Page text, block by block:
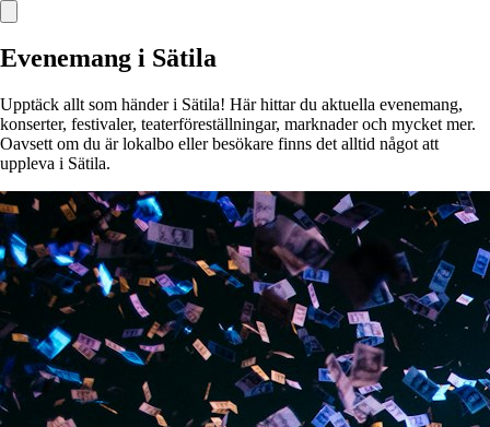
Evenemang i Sätila
Upptäck allt som händer i Sätila! Här hittar du aktuella evenemang,
konserter, festivaler, teaterföreställningar, marknader och mycket mer.
Oavsett om du är lokalbo eller besökare finns det alltid något att
uppleva i Sätila.